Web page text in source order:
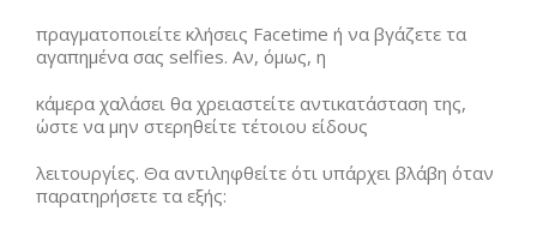
πραγματοποιείτε κλήσεις Facetime ή να βγάζετε τα
αγαπημένα σας selfies. Αν, όμως, η
κάμερα χαλάσει θα χρειαστείτε αντικατάσταση της,
ώστε να μην στερηθείτε τέτοιου είδους
λειτουργίες. Θα αντιληφθείτε ότι υπάρχει βλάβη όταν
παρατηρήσετε τα εξής: